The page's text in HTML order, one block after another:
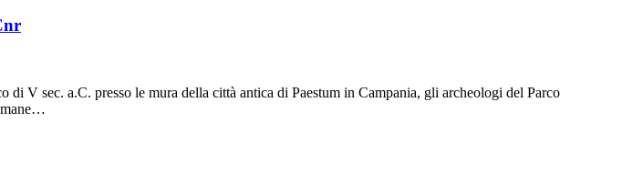
V sec. a.C. presso le mura della città antica di Paestum in Campania, gli archeologi del Parco